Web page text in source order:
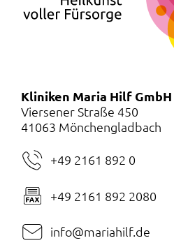
Kliniken Maria Hilf GmbH
Viersener Straße 450
41063 Mönchengladbach
+49 2161 892 0
+49 2161 892 2080
info@mariahilf.de